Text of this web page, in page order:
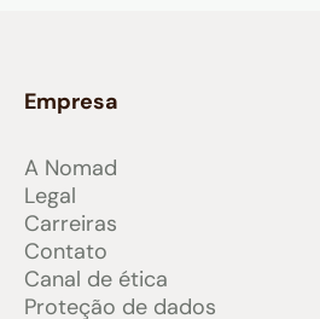
Empresa
A Nomad
Legal
Carreiras
Contato
Canal de ética
Proteção de dados